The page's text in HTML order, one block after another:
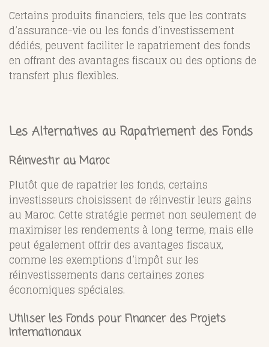
Certains produits financiers, tels que les contrats
d’assurance-vie ou les fonds d’investissement
dédiés, peuvent faciliter le rapatriement des fonds
en offrant des avantages fiscaux ou des options de
transfert plus flexibles.
Les Alternatives au Rapatriement des Fonds
Réinvestir au Maroc
Plutôt que de rapatrier les fonds, certains
investisseurs choisissent de réinvestir leurs gains
au Maroc. Cette stratégie permet non seulement de
maximiser les rendements à long terme, mais elle
peut également offrir des avantages fiscaux,
comme les exemptions d’impôt sur les
réinvestissements dans certaines zones
économiques spéciales.
Utiliser les Fonds pour Financer des Projets
Internationaux